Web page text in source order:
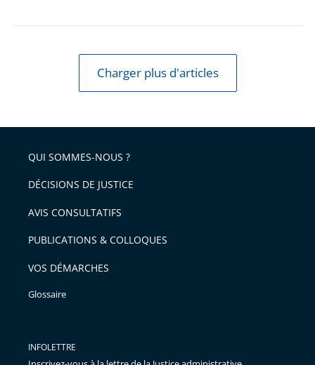
Charger plus d'articles
QUI SOMMES-NOUS ?
DÉCISIONS DE JUSTICE
AVIS CONSULTATIFS
PUBLICATIONS & COLLOQUES
VOS DÉMARCHES
Glossaire
INFOLETTRE